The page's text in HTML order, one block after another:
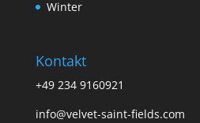
Winter
Kontakt
+49 234 9160921
info@velvet-saint-fields.com